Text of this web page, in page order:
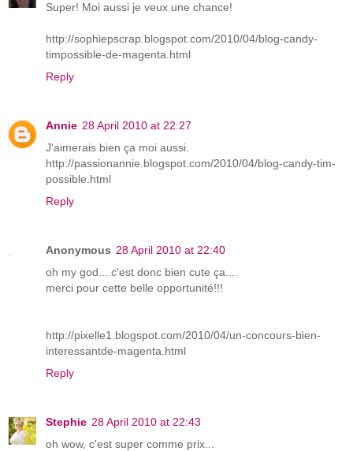
Super! Moi aussi je veux une chance!
http://sophiepscrap.blogspot.com/2010/04/blog-candy-
timpossible-de-magenta.html
Reply
Annie 28 April 2010 at 22:27
J'aimerais bien ça moi aussi.
http://passionannie.blogspot.com/2010/04/blog-candy-tim-
possible.html
Reply
Anonymous 28 April 2010 at 22:40
oh my god....c'est donc bien cute ça....
merci pour cette belle opportunité!!!
http://pixelle1.blogspot.com/2010/04/un-concours-bien-
interessantde-magenta.html
Reply
Stephie 28 April 2010 at 22:43
oh wow, c'est super comme prix...